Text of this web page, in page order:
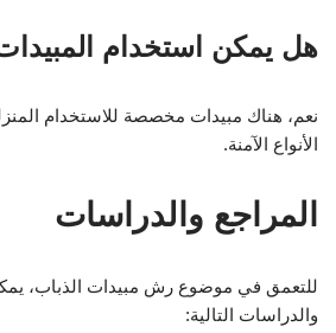
هل يمكن استخدام
نعم، هناك مبيدات مخصصة للاستخدام
الأنواع الآمنة.
المراجع والدراسات
للتعمق في موضوع رش مبيدات الذباب،
والدراسات التالية: